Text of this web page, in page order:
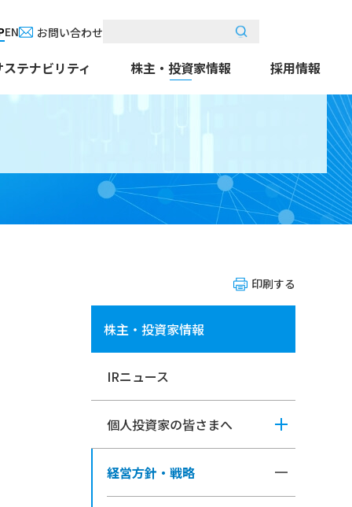
EN お問い合わせ
ステナビリティ 株主・投資家情報 採用情報
印刷する
株主・投資家情報
IRニュース
個人投資家の皆さまへ
経営方針・戦略